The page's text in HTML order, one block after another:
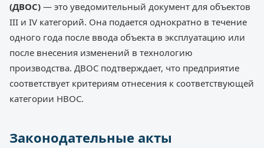
(ДВОС) — это уведомительный документ для объектов
III и IV категорий. Она подается однократно в течение
одного года после ввода объекта в эксплуатацию или
после внесения изменений в технологию
производства. ДВОС подтверждает, что предприятие
соответствует критериям отнесения к соответствующей
категории НВОС.
Законодательные акты